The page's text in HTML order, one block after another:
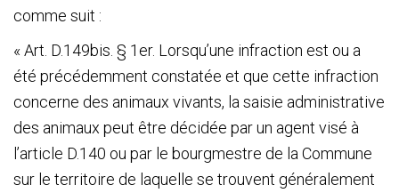
comme suit :
« Art. D.149bis. § 1 er. Lorsqu’une infraction est ou a
été précédemment constatée et que cette infraction
concerne des animaux vivants, la saisie administrative
des animaux peut être décidée par un agent visé à
l’article D.140 ou par le bourgmestre de la Commune
sur le territoire de laquelle se trouvent généralement